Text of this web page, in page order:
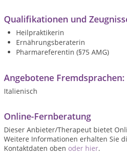
Qualifikationen und
Heilpraktikerin
Ernährungsberaterin
Pharmareferentin (§75 AMG)
Angebotene Fremdsprachen:
Italienisch
Online-Fernberatung
Dieser Anbieter/Therapeut bietet
Weitere Informationen erhalten Sie
Kontaktdaten oben oder hier.